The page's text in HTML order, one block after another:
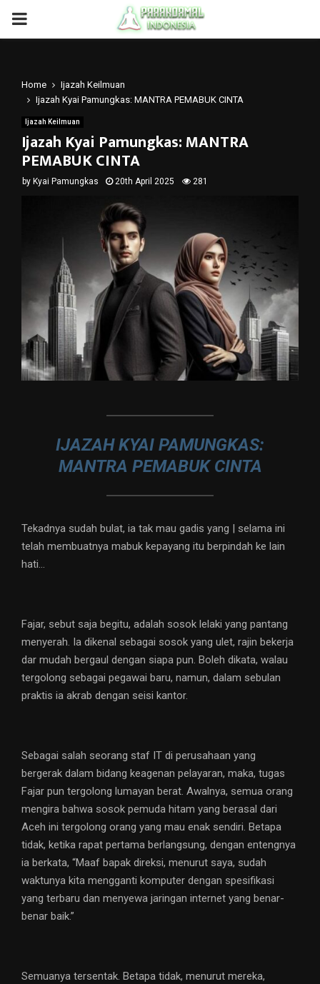
PRIMARY
Home
Ijazah Keilmuan
Ijazah Kyai Pamungkas: MANTRA PEMABUK CINTA
Ijazah Keilmuan
Ijazah Kyai Pamungkas: MANTRA
PEMABUK CINTA
by Kyai Pamungkas 20th April 2025 281
IJAZAH KYAI PAMUNGKAS:
MANTRA PEMABUK CINTA
Tekadnya sudah bulat, ia tak mau gadis yang | selama ini
telah membuatnya mabuk kepayang itu berpindah ke lain
hati…
Fajar, sebut saja begitu, adalah sosok lelaki yang pantang
menyerah. Ia dikenal sebagai sosok yang ulet, rajin bekerja
dar mudah bergaul dengan siapa pun. Boleh dikata, walau
tergolong sebagai pegawai baru, namun, dalam sebulan
praktis ia akrab dengan seisi kantor.
Sebagai salah seorang staf IT di perusahaan yang
bergerak dalam bidang keagenan pelayaran, maka, tugas
Fajar pun tergolong lumayan berat. Awalnya, semua orang
mengira bahwa sosok pemuda hitam yang berasal dari
Aceh ini tergolong orang yang mau enak sendiri. Betapa
tidak, ketika rapat pertama berlangsung, dengan entengnya
ia berkata, “Maaf bapak direksi, menurut saya, sudah
waktunya kita mengganti komputer dengan spesifikasi
yang terbaru dan menyewa jaringan internet yang benar-
benar baik.”
Semuanya tersentak. Betapa tidak, menurut mereka,